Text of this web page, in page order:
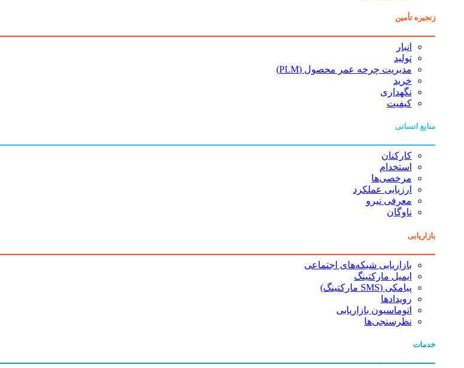
زنجیره تأمین
انبار
تولید
مدیریت چرخه عمر محصول (PLM)
خرید
نگهداری
کیفیت
منابع انسانی
کارکنان
استخدام
مرخصی‌ها
ارزیابی عملکرد
معرفی نیرو
ناوگان
بازاریابی
بازاریابی شبکه‌های اجتماعی
ایمیل مارکتینگ
پیامکی (SMS مارکتینگ)
رویدادها
اتوماسیون بازاریابی
نظرسنجی‌ها
خدمات